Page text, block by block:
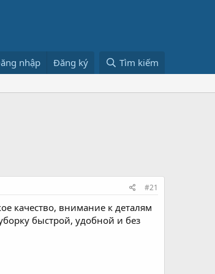
nhập Đăng ký Tìm kiếm
#21
качество, внимание к деталям
быстрой, удобной и без